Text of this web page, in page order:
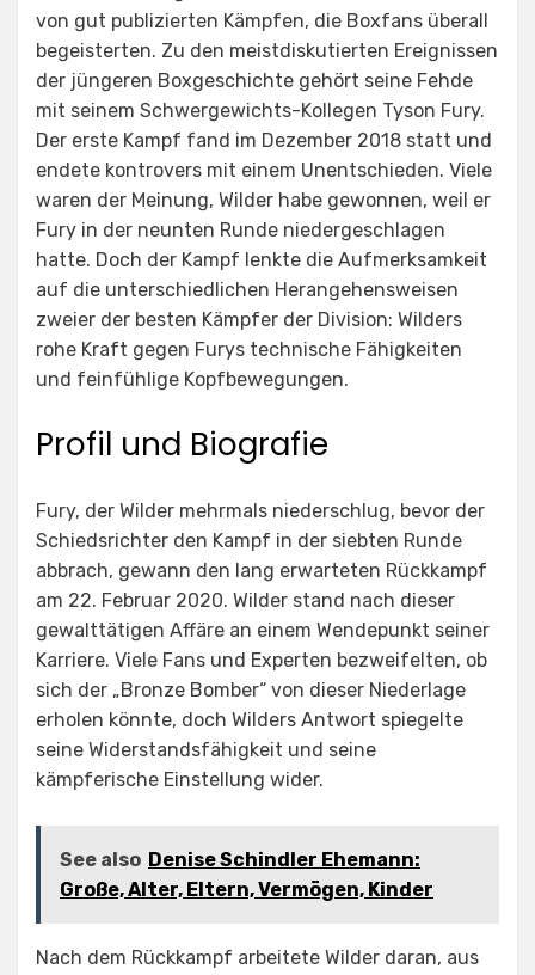
von gut publizierten Kämpfen, die Boxfans überall
begeisterten. Zu den meistdiskutierten Ereignissen
der jüngeren Boxgeschichte gehört seine Fehde
mit seinem Schwergewichts-Kollegen Tyson Fury.
Der erste Kampf fand im Dezember 2018 statt und
endete kontrovers mit einem Unentschieden. Viele
waren der Meinung, Wilder habe gewonnen, weil er
Fury in der neunten Runde niedergeschlagen
hatte. Doch der Kampf lenkte die Aufmerksamkeit
auf die unterschiedlichen Herangehensweisen
zweier der besten Kämpfer der Division: Wilders
rohe Kraft gegen Furys technische Fähigkeiten
und feinfühlige Kopfbewegungen.
Profil und Biografie
Fury, der Wilder mehrmals niederschlug, bevor der
Schiedsrichter den Kampf in der siebten Runde
abbrach, gewann den lang erwarteten Rückkampf
am 22. Februar 2020. Wilder stand nach dieser
gewalttätigen Affäre an einem Wendepunkt seiner
Karriere. Viele Fans und Experten bezweifelten, ob
sich der „Bronze Bomber“ von dieser Niederlage
erholen könnte, doch Wilders Antwort spiegelte
seine Widerstandsfähigkeit und seine
kämpferische Einstellung wider.
See also Denise Schindler Ehemann:
Große, Alter, Eltern, Vermögen, Kinder
Nach dem Rückkampf arbeitete Wilder daran, aus